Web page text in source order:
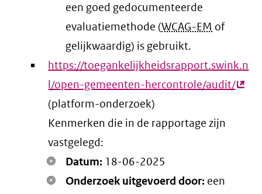
een goed gedocumenteerde
evaluatiemethode (WCAG-EM of
gelijkwaardig) is gebruikt.
https://toegankelijkheidsrapport.swink.n
l/open-gemeenten-hercontrole/audit/
(platform-onderzoek)
Kenmerken die in de rapportage zijn
vastgelegd:
Datum: 18-06-2025
Onderzoek uitgevoerd door: een